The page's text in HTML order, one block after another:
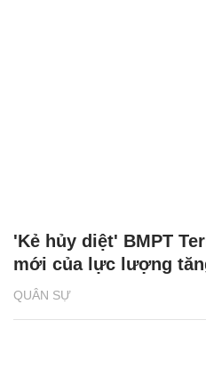
QUÂN SỰ
'Kẻ hủy diệt' BMPT
mới của lực lượng